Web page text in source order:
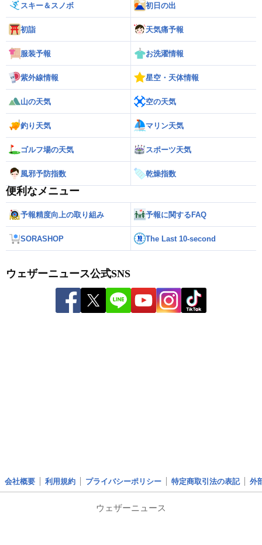
スキー＆スノボ 初日の出
初詣 天気痛予報
服装予報 お洗濯情報
紫外線情報 星空・天体情報
山の天気 空の天気
釣り天気 マリン天気
ゴルフ場の天気 スポーツ天気
風邪予防指数 乾燥指数
便利なメニュー
予報精度向上の取り組み 予報に関するFAQ
SORASHOP The Last 10-second
ウェザーニュース公式SNS
会社概要 利用規約 プライバシーポリシー 特定商取引法の表記 外
ウェザーニュース